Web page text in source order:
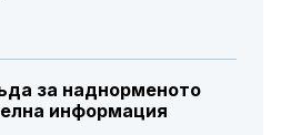
за наднорменото
информация